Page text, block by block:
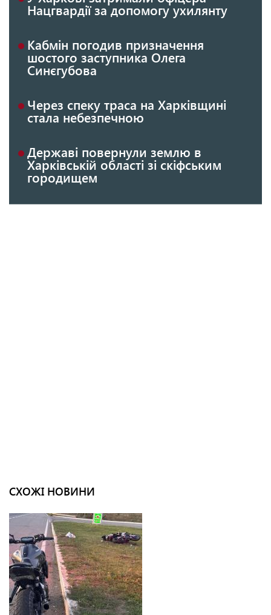
Нацгвардії за допомогу ухилянту
Кабмін погодив призначення
шостого заступника Олега
Синєгубова
Через спеку траса на Харківщині
стала небезпечною
Державі повернули землю в
Харківській області зі скіфським
городищем
СХОЖІ НОВИНИ